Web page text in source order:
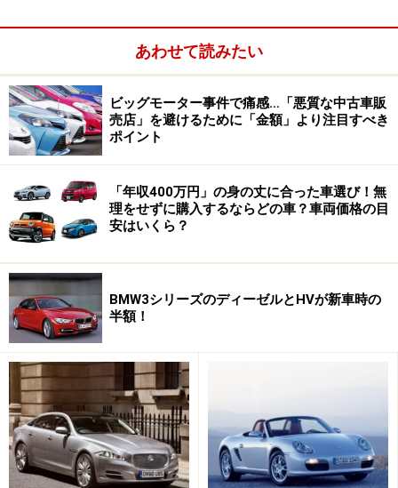
また、ポルシェはかつてミッドシップオープンカーの
550スパイダーでル・マン24時間レースのクラス優勝を
収めたこともあります。ロードスターはちょうどよい呼
び水だったのかも知れません。
さて、そんなスーパーなスポーツカーでオープンのボク
スター。その旧型（987型）の中古車は現在いくらで買
えるのでしょうか。
そもそも新車時価格が、ほかの1000万円超するミッドシ
ップのスポーツカーよりも安い、572万円（デビュー
時）からという価格です。
またポルシェの中で見ても911の約半額で、マカンより
も安いのですが、そこはポルシェブランド。なかなか値
落ちしませんでした。
あわせて読みたい
ビッグモーター事件で痛感…「悪質な中古車販
売店」を避けるために「金額」より注目すべき
ポイント
「年収400万円」の身の丈に合った車選び！無
理をせずに購入するならどの車？車両価格の目
安はいくら？
BMW3シリーズのディーゼルとHVが新車時の
半額！